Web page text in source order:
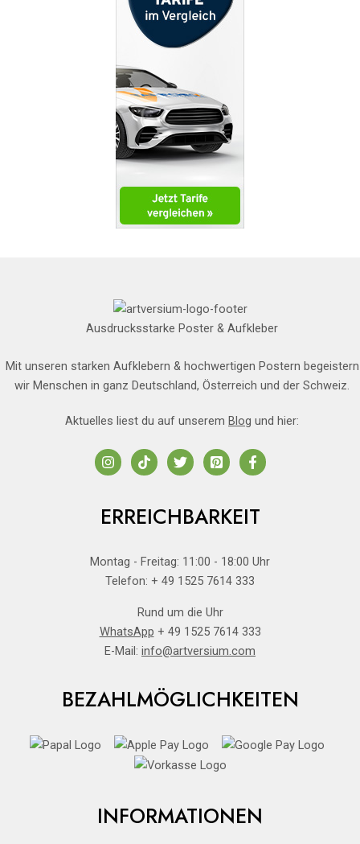
Ausdrucksstarke Poster & Aufkleber
Mit unseren starken Aufklebern & hochwertigen Postern begeistern
wir Menschen in ganz Deutschland, Österreich und der Schweiz.
Aktuelles liest du auf unserem Blog und hier:
ERREICHBARKEIT
Montag - Freitag: 11:00 - 18:00 Uhr
Telefon: + 49 1525 7614 333
Rund um die Uhr
WhatsApp + 49 1525 7614 333
E-Mail: info@artversium.com
BEZAHLMÖGLICHKEITEN
INFORMATIONEN